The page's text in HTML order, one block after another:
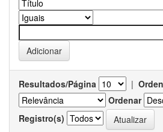
Resultados/Página |
Ordenar
Registro(s)